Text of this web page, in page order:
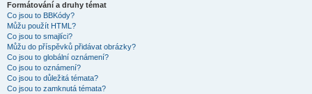
Formátování a druhy témat
Co jsou to BBKódy?
Můžu použít HTML?
Co jsou to smajlíci?
Můžu do příspěvků přidávat obrázky?
Co jsou to globální oznámení?
Co jsou to oznámení?
Co jsou to důležitá témata?
Co jsou to zamknutá témata?